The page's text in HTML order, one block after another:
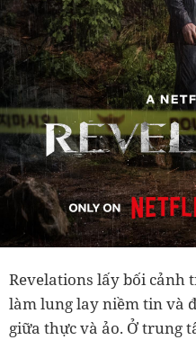
Revelations lấy bối cảnh
làm lung lay niềm tin và
giữa thực và ảo. Ở trung